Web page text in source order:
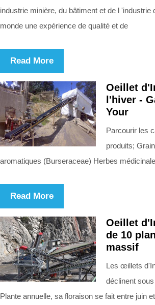
industrie minière, du bâtiment et de l 'industrie
monde une expérience de qualité et de
Read More
Oeillet
l'hiver -
Your
Parcourir les
produits;
aromatiques (Burseraceae) Herbes
Read More
Oeillet
de 10
massif
Les œillets
déclinent
Plante annuelle, sa floraison se fait entre juin